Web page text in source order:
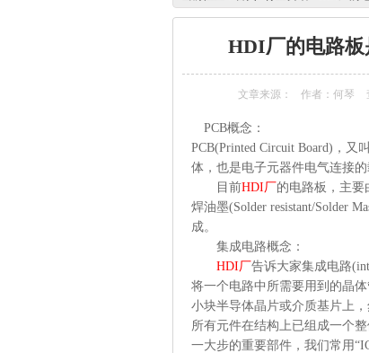
HDI厂的电路板
文章来源： 作者：何琴
PCB概念：
PCB(Printed Circuit Board)，
体，也是电子元器件电气连接
目前HDI厂的电路板，主要
焊油墨(Solder resistant/Solder
成。
集成电路概念：
HDI厂告诉大家集成电路
将一个电路中所需要用到的晶
小块半导体晶片或介质基片上
所有元件在结构上已组成一个
一大步的重要部件，我们常用